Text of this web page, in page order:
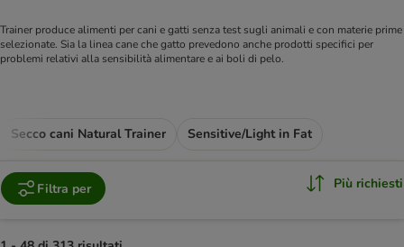
Trainer produce alimenti per cani e gatti senza test sugli animali e con materie prime
selezionate. Sia la linea cane che gatto prevedono anche prodotti specifici per
problemi relativi alla sensibilità alimentare e ai boli di pelo.
Secco cani Natural Trainer Sensitive/Light in Fat
Filtra per Più richiesti